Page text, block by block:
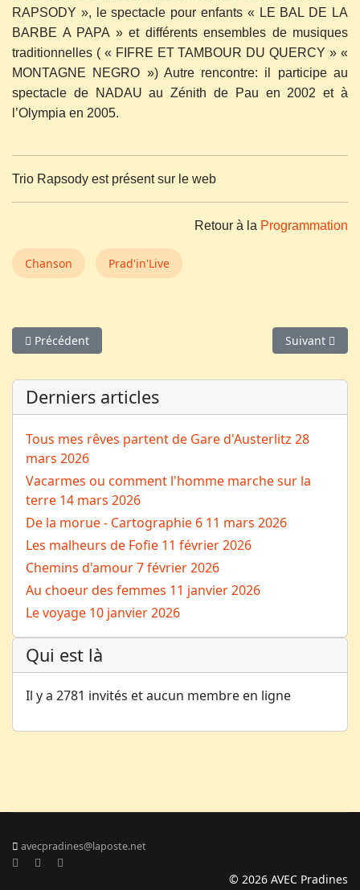
RAPSODY », le spectacle pour enfants « LE BAL DE LA
BARBE A PAPA » et différents ensembles de musiques
traditionnelles ( « FIFRE ET TAMBOUR DU QUERCY » «
MONTAGNE NEGRO ») Autre rencontre: il participe au
spectacle de NADAU au Zénith de Pau en 2002 et à
l’Olympia en 2005.
Trio Rapsody est présent sur le web
Retour à la Programmation
Chanson Prad'in'Live
Article précédent : La Gargouille
Précédent Article
Suivant
Derniers articles
Tous mes rêves partent de Gare d'Austerlitz 28
mars 2026
Vacarmes ou comment l'homme marche sur la
terre 14 mars 2026
De la morue - Cartographie 6 11 mars 2026
Les malheurs de Fofie 11 février 2026
Chemins d'amour7 février 2026
Au choeur des femmes 11 janvier 2026
Le voyage 10 janvier 2026
Qui est là
Il y a 2781 invités et aucun membre en ligne
avecpradines@laposte.net
© 2026 AVEC Pradines